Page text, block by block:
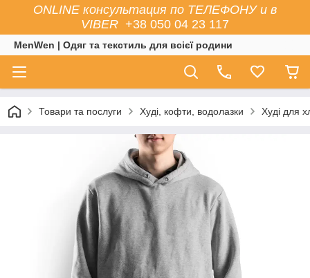
ONLINE консультация по ТЕЛЕФОНУ и в
VIBER +38 050 04 23 117
MenWen | Одяг та текстиль для всієї родини
Товари та послуги Худі, кофти, водолазки Худі для